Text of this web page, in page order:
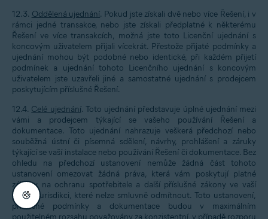
12.3. Oddělená ujednání. Pokud jste získali dvě nebo více Řešení, i v
rámci jedné transakce, nebo jste získali předplatné k některému
Řešení ve více transakcích, možná jste toto Licenční ujednání s
koncovým uživatelem přijali vícekrát. Přestože přijaté podmínky a
ujednání mohou být podobné nebo identické, při každém přijetí
podmínek a ujednání tohoto Licenčního ujednání s koncovým
uživatelem jste uzavřeli jiné a samostatné ujednání s prodejcem
poskytujícím příslušné Řešení.
12.4. Celé ujednání. Toto ujednání představuje úplné ujednání mezi
vámi a prodejcem týkající se vašeho používání Řešení a
dokumentace. Toto ujednání nahrazuje veškerá předchozí nebo
souběžná ústní či písemná sdělení, návrhy, prohlášení a záruky
týkající se vaší instalace nebo používání Řešení či dokumentace. Bez
ohledu na předchozí ustanovení nemůže žádná část tohoto
ustanovení omezovat žádná práva, která vám poskytují platné
zákony na ochranu spotřebitele a další příslušné zákony ve vaší
právní jurisdikci, které nelze smluvně odmítnout. Toto ustanovení,
příslušné podmínky a dokumentace budou v maximálním
použitelném rozsahu považovány za konzistentní, v případě rozporu